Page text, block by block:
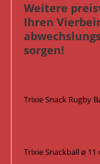
Weitere
Ihren
sorgen!
Trixie Snack Rugby
Trixie Snackball ø